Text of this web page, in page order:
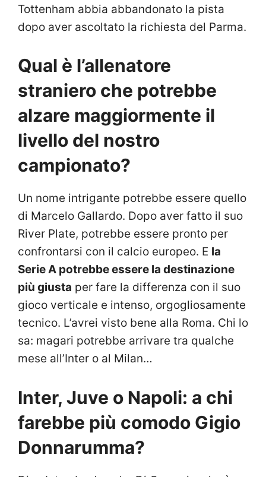
Tottenham abbia abbandonato la pista
dopo aver ascoltato la richiesta del Parma.
Qual è l’allenatore
straniero che potrebbe
alzare maggiormente il
livello del nostro
campionato?
Un nome intrigante potrebbe essere quello
di Marcelo Gallardo. Dopo aver fatto il suo
River Plate, potrebbe essere pronto per
confrontarsi con il calcio europeo. E la
Serie A potrebbe essere la destinazione
più giusta per fare la differenza con il suo
gioco verticale e intenso, orgogliosamente
tecnico. L’avrei visto bene alla Roma. Chi lo
sa: magari potrebbe arrivare tra qualche
mese all’Inter o al Milan…
Inter, Juve o Napoli: a chi
farebbe più comodo Gigio
Donnarumma?